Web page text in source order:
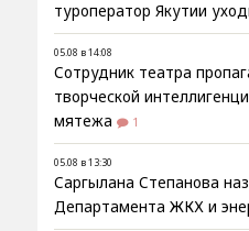
туроператор Якутии
05.08 в 14:08
Сотрудник театра
творческой
мятежа
1
05.08 в 13:30
Саргылана Степанова
Департамента ЖКХ и